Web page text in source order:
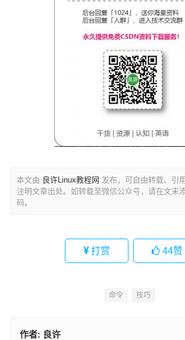
本文由 良许Linux教程网 发布，可自由转载、引
注明文章出处。如转载至微信公众号，请在文末
码。
打赏 44赞
命令 技巧
作者: 良许